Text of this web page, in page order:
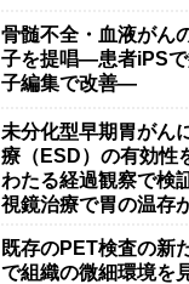
骨髄不全・血液がん
子を提唱―患者iPS
子編集で改善―
未分化型早期胃がん
療（ESD）の有効性
わたる経過観察で検
視鏡治療で胃の温存
既存のPET検査の新
で組織の微細環境を